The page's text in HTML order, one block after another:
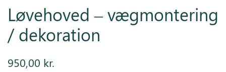
Løvehoved – vægmontering
/ dekoration
950,00 kr.